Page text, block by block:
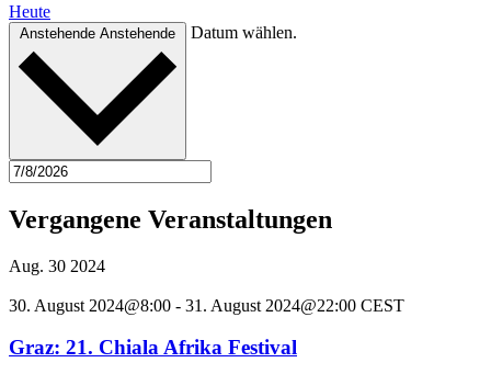
Heute
Anstehende Anstehende Datum wählen.
Vergangene Veranstaltungen
Aug. 30 2024
30. August 2024@8:00 - 31. August 2024@22:00 CEST
Graz: 21. Chiala Afrika Festival